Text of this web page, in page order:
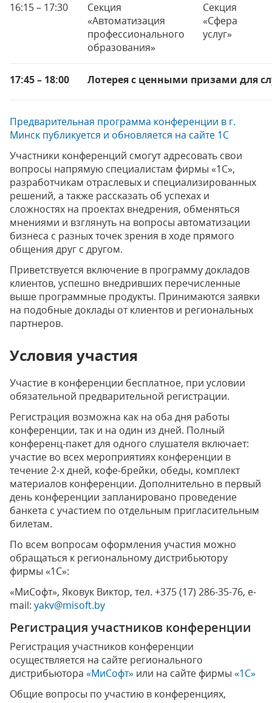
16:15 – 17:30
Секция
«Автоматизация
профессионального
образования»
Секция
«Сфера
услуг»
17:45 – 18:00 Лотерея с ценными призами для
Предварительная программа конференции в г.
Минск публикуется и обновляется на сайте 1С
Участники конференций смогут адресовать свои
вопросы напрямую специалистам фирмы «1С»,
разработчикам отраслевых и специализированных
решений, а также рассказать об успехах и
сложностях на проектах внедрения, обменяться
мнениями и взглянуть на вопросы автоматизации
бизнеса с разных точек зрения в ходе прямого
общения друг с другом.
Приветствуется включение в программу докладов
клиентов, успешно внедривших перечисленные
выше программные продукты. Принимаются заявки
на подобные доклады от клиентов и региональных
партнеров.
Условия участия
Участие в конференции бесплатное, при условии
обязательной предварительной регистрации.
Регистрация возможна как на оба дня работы
конференции, так и на один из дней. Полный
конференц-пакет для одного слушателя включает:
участие во всех мероприятиях конференции в
течение 2-х дней, кофе-брейки, обеды, комплект
материалов конференции. Дополнительно в первый
день конференции запланировано проведение
банкета с участием по отдельным пригласительным
билетам.
По всем вопросам оформления участия можно
обращаться к региональному дистрибьютору
фирмы «1С»:
«МиСофт», Яковук Виктор, тел. +375 (17) 286-35-76, e-
mail: yakv@misoft.by
Регистрация участников конференции
Регистрация участников конференции
осуществляется на сайте регионального
дистрибьютора «МиСофт» или на сайте фирмы «1С»
Общие вопросы по участию в конференциях,